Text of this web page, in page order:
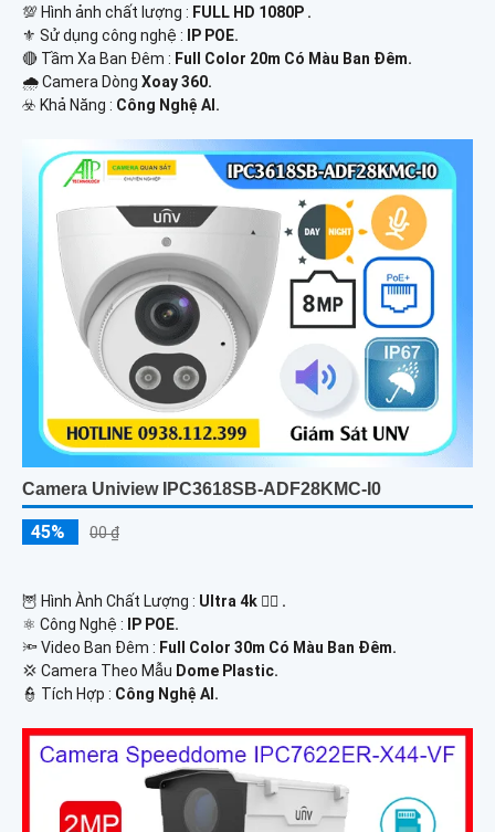
💯 Hình ảnh chất lượng : FULL HD 1080P .
⚜️ Sử dụng công nghệ :
IP POE.
🔴 Tầm Xa Ban Đêm : Full Color 20m Có Màu Ban Ðêm.
🌧️ Camera Dòng Xoay 360.
️☣️ Khả Năng : Công Nghệ AI.
Camera Uniview IPC3618SB-ADF28KMC-I0
45% 00 ₫
🦉 Hình Ành Chất Lượng : Ultra 4k 👍🏾 .
⚛️ Công Nghệ : IP POE.
🔦 Video Ban Đêm : Full Color 30m Có Màu Ban Ðêm.
💢 Camera Theo Mẫu Dome Plastic.
️👮 Tích Hợp : Công Nghệ AI.